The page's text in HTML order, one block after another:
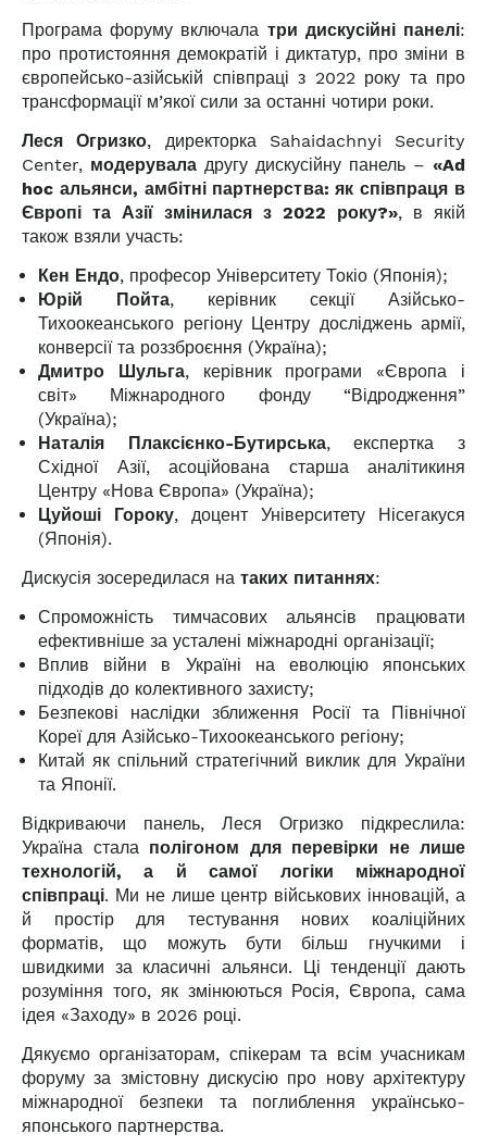
Програма форуму включала три дискусійні панелі:
про протистояння демократій і диктатур, про зміни в
європейсько-азійській співпраці з 2022 року та про
трансформації м’якої сили за останні чотири роки.
Леся Огризко, директорка Sahaidachnyi Security
Center, модерувала другу дискусійну панель – «Ad
hoc альянси, амбітні партнерства: як співпраця в
Європі та Азії змінилася з 2022 року?», в якій
також взяли участь:
Кен Ендо, професор Університету Токіо (Японія);
Юрій Пойта, керівник секції Азійсько-
Тихоокеанського регіону Центру досліджень армії,
конверсії та роззброєння (Україна);
Дмитро Шульга, керівник програми «Європа і
світ» Міжнародного фонду “Відродження”
(Україна);
Наталія Плаксієнко-Бутирська, експертка з
Східної Азії, асоційована старша аналітикиня
Центру «Нова Європа» (Україна);
Цуйоші Гороку, доцент Університету Нісегакуся
(Японія).
Дискусія зосередилася на таких питаннях:
Спроможність тимчасових альянсів працювати
ефективніше за усталені міжнародні організації;
Вплив війни в Україні на еволюцію японських
підходів до колективного захисту;
Безпекові наслідки зближення Росії та Північної
Кореї для Азійсько-Тихоокеанського регіону;
Китай як спільний стратегічний виклик для України
та Японії.
Відкриваючи панель, Леся Огризко підкреслила:
Україна стала полігоном для перевірки не лише
технологій, а й самої логіки міжнародної
співпраці. Ми не лише центр військових інновацій, а
й простір для тестування нових коаліційних
форматів, що можуть бути більш гнучкими і
швидкими за класичні альянси. Ці тенденції дають
розуміння того, як змінюються Росія, Європа, сама
ідея «Заходу» в 2026 році.
Дякуємо організаторам, спікерам та всім учасникам
форуму за змістовну дискусію про нову архітектуру
міжнародної безпеки та поглиблення українсько-
японського партнерства.